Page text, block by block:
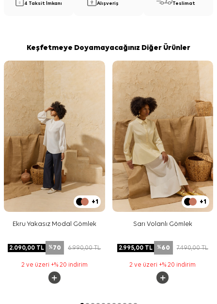
4 Taksit İmkanı
Alışveriş
Teslimat
Keşfetmeye Doyamayacağınız Diğer Ürünler
+1
Ekru Yakasız Modal Gömlek
2.090,00 TL %70 6.990,00TL
2 ve üzeri +% 20 indirim
+1
Sarı Volanlı Gömlek
2.995,00TL %60 7.490,00TL
2 ve üzeri +% 20 indirim